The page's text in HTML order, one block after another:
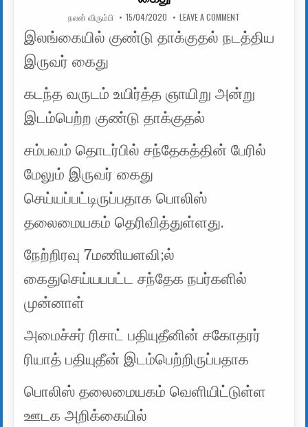
AUTHOR:
நலன் விரும்பி PUBLISHED DATE:
15/04/2020 LEAVE A COMMENT
இலங்கையில் குண்டு தாக்குதல் நடத்திய
இருவர் கைது
கடந்த வருடம் உயிர்த்த ஞாயிறு அன்று
இடம்பெற்ற குண்டு தாக்குதல்
சம்பவம் தொடர்பில் சந்தேகத்தின் பேரில்
மேலும் இருவர் கைது
செய்யப்பட்டிருப்பதாக பொலிஸ்
தலைமையகம் தெரிவித்துள்ளது.
நேற்றிரவு 7மணியளவி;ல்
கைதுசெய்யபபட்ட சந்தேக நபர்களில்
முன்னாள்
அமைச்சர் ரிசாட் பதியுதீனின் சகோதரர்
ரியாத் பதியுதீன் இடம்பெற்றிருப்பதாக
பொலிஸ் தலைமையகம் வெளியிட்டுள்ள
ஊடக அறிக்கையில்